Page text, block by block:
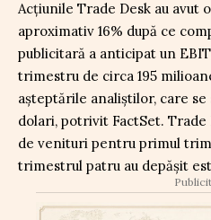
Acțiunile Trade Desk au avut
aproximativ 16% după ce
publicitară a anticipat un
trimestru de circa 195
așteptările analiștilor, care se
dolari, potrivit FactSet.
de venituri pentru primul
trimestrul patru au depășit